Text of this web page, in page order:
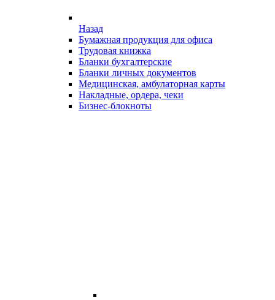
Назад
Бумажная продукция для офиса
Трудовая книжка
Бланки бухгалтерские
Бланки личных документов
Медицинская, амбулаторная карты
Накладные, ордера, чеки
Бизнес-блокноты